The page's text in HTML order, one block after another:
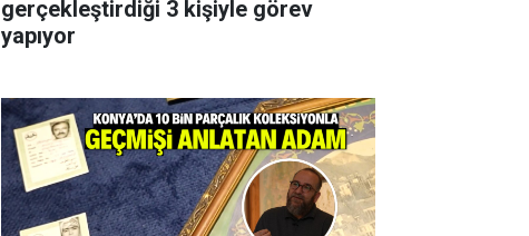
gerçekleştirdiği 3 kişiyle görev
yapıyor